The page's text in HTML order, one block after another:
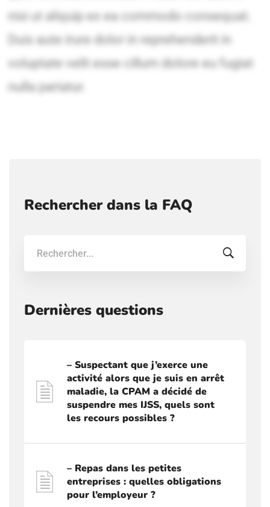
Rechercher dans la FAQ
Dernières questions
– Suspectant que j’exerce une
activité alors que je suis en arrêt
maladie, la CPAM a décidé de
suspendre mes IJSS, quels sont
les recours possibles ?
– Repas dans les petites
entreprises : quelles obligations
pour l’employeur ?